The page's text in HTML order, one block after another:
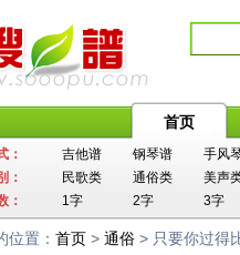
首页
： 吉他谱 钢琴谱 手风
：
民歌类 通俗类 美声
：
1字 2字 3字
位置： 首页 > 通俗 > 只要你过得